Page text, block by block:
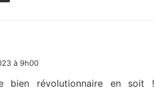
à 9h00
bien révolutionnaire en soit !